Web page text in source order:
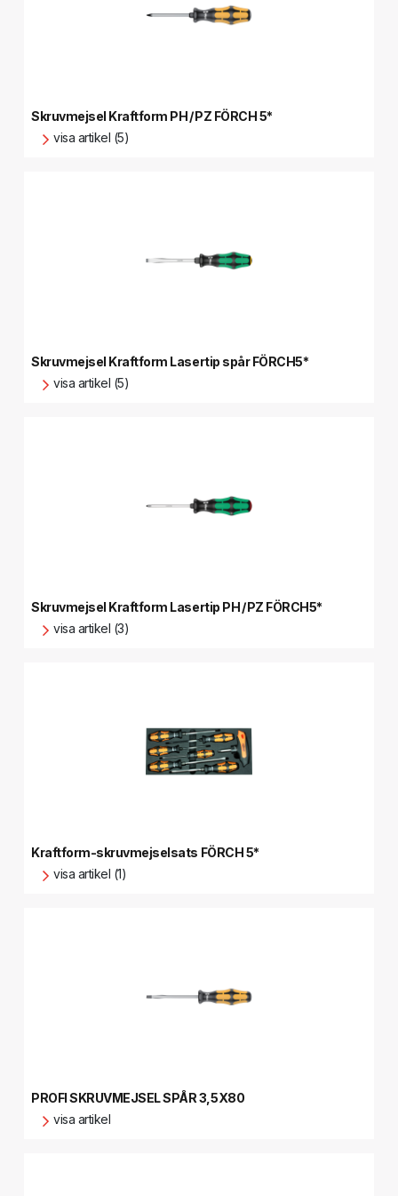
Skruvmejsel Kraftform PH / PZ FÖRCH 5*
visa artikel (5)
Skruvmejsel Kraftform Lasertip spår FÖRCH5*
visa artikel (5)
Skruvmejsel Kraftform Lasertip PH / PZ FÖRCH5*
visa artikel (3)
Kraftform-skruvmejselsats FÖRCH 5*
visa artikel (1)
PROFI SKRUVMEJSEL SPÅR 3,5X80
visa artikel